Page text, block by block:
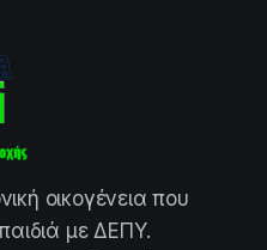
οικογένεια που
με ΔΕΠΥ.